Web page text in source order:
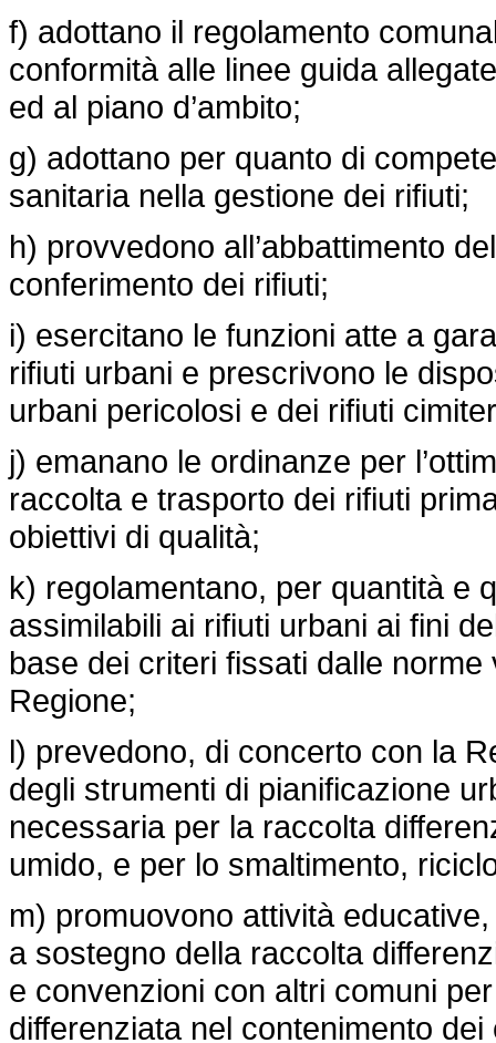
f) adottano il regolamento
conformità alle linee guida
ed al piano d’ambito;
g) adottano per quanto di
sanitaria nella gestione dei rifiuti;
h) provvedono all’abbattimento
conferimento dei rifiuti;
i) esercitano le funzioni atte a
rifiuti urbani e prescrivono le
urbani pericolosi e dei rifiuti
j) emanano le ordinanze per
raccolta e trasporto dei rifiuti
obiettivi di qualità;
k) regolamentano, per quantità e
assimilabili ai rifiuti urbani ai fini
base dei criteri fissati dalle
Regione;
l) prevedono, di concerto con la
degli strumenti di pianificazione
necessaria per la raccolta
umido, e per lo smaltimento,
m) promuovono attività
a sostegno della raccolta
e convenzioni con altri comuni
differenziata nel contenimento